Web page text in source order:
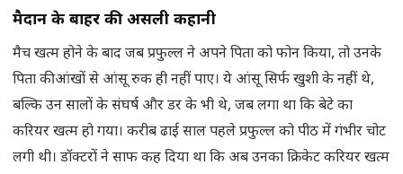
मैदान के बाहर की असली कहानी
मैच खत्म होने के बाद जब प्रफुल्ल ने अपने पिता को फोन किया, तो उनके
पिता की आंखों से आंसू रुक ही नहीं पाए। ये आंसू सिर्फ खुशी के नहीं थे,
बल्कि उन सालों के संघर्ष और डर के भी थे, जब लगा था कि बेटे का
करियर खत्म हो गया। करीब ढाई साल पहले प्रफुल्ल को पीठ में गंभीर चोट
लगी थी। डॉक्टरों ने साफ कह दिया था कि अब उनका क्रिकेट करियर खत्म